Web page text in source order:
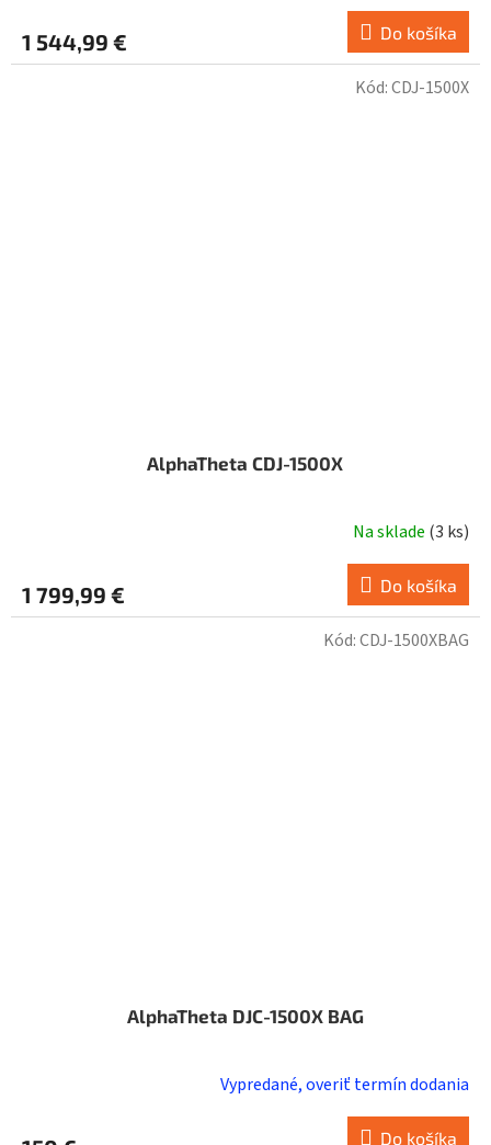
1 544,99 € Do košíka
AlphaTheta CDJ-1500X
Na sklade (3 ks)
1 799,99 € Do košíka
Kód:CDJ-1500X
AlphaTheta DJC-1500X BAG
Vypredané, overiť termín dodania
Do košíka
Kód:CDJ-1500XBAG